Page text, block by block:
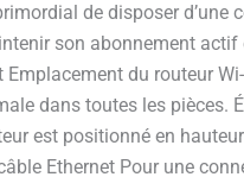
de disposer
son abonnement
du routeur
dans toutes les pièces.
est positionné en
Ethernet Pour une